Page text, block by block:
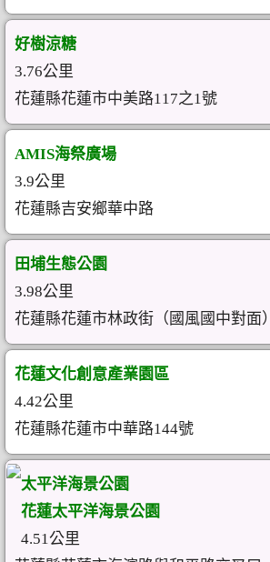
好樹涼糖
3.76公里
花蓮縣花蓮市中美路117之1號
AMIS海祭廣場
3.9公里
花蓮縣吉安鄉華中路
田埔生態公園
3.98公里
花蓮縣花蓮市林政街（國風國中對面）
花蓮文化創意產業園區
4.42公里
花蓮縣花蓮市中華路144號
太平洋海景公園
花蓮太平洋海景公園
4.51公里